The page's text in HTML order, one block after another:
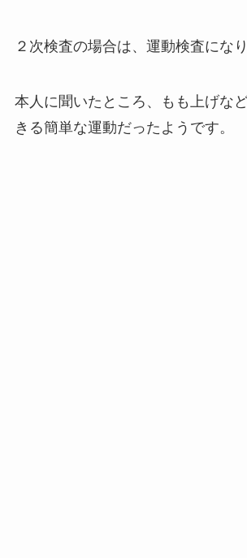
２次検査の場合は、運動検査になり
本人に聞いたところ、もも上げな
きる簡単な運動だったようです。